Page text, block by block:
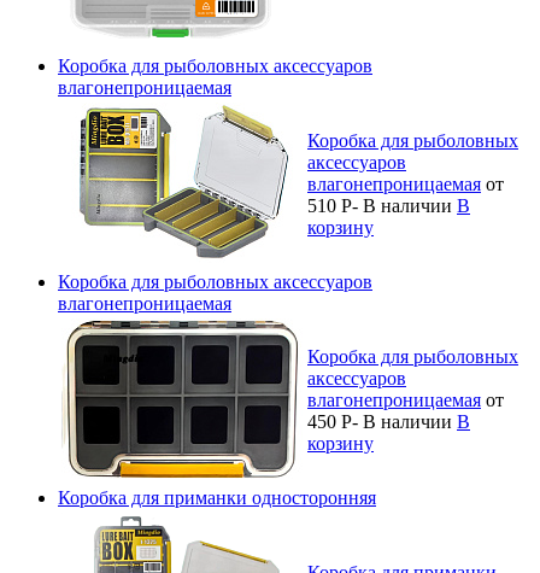
Коробка для рыболовных аксессуаров
влагонепроницаемая
Коробка для рыболовных
аксессуаров
влагонепроницаемая от
510 Р- В наличии В
корзину
Коробка для рыболовных аксессуаров
влагонепроницаемая
Коробка для рыболовных
аксессуаров
влагонепроницаемая от
450 Р- В наличии В
корзину
Коробка для приманки односторонняя